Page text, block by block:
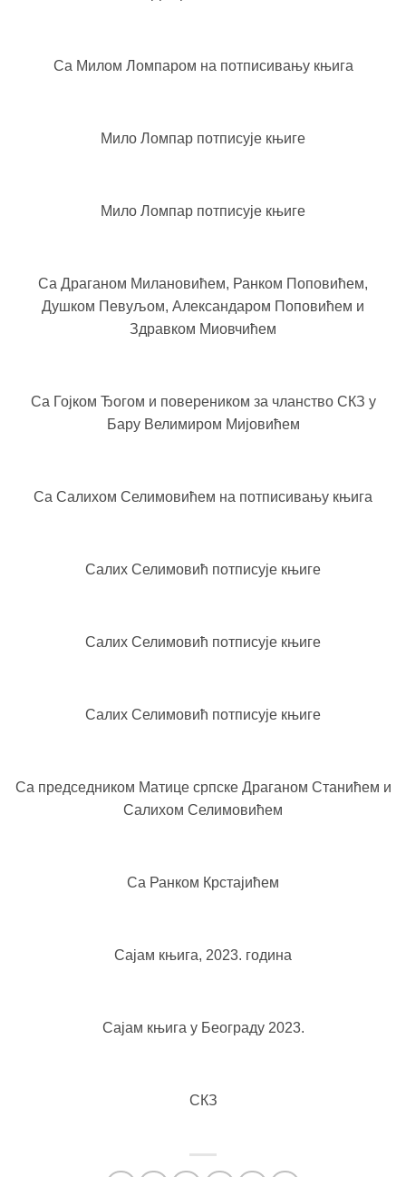
Са Милом Ломпаром на потписивању књига
Мило Ломпар потписује књиге
Мило Ломпар потписује књиге
Са Драганом Милановићем, Ранком Поповићем,
Душком Певуљом, Александаром Поповићем и
Здравком Миовчићем
Са Гојком Ђогом и повереником за чланство СКЗ у
Бару Велимиром Мијовићем
Са Салихом Селимовићем на потписивању књига
Салих Селимовић потписује књиге
Салих Селимовић потписује књиге
Салих Селимовић потписује књиге
Са председником Матице српске Драганом Станићем и
Салихом Селимовићем
Са Ранком Крстајићем
Сајам књига, 2023. година
Сајам књига у Београду 2023.
СКЗ